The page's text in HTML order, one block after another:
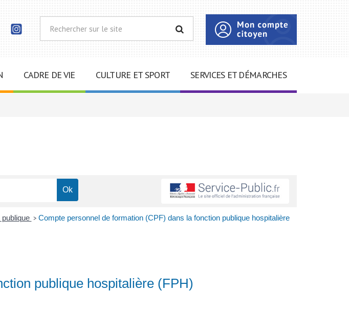
Lien
Facebook
RECHERCHER
CADRE DE VIE CULTURE ET SPORT SERVICES ET DÉMARCHES
> Compte personnel de formation (CPF) dans la fonction publique hospitalière
publique hospitalière (FPH)